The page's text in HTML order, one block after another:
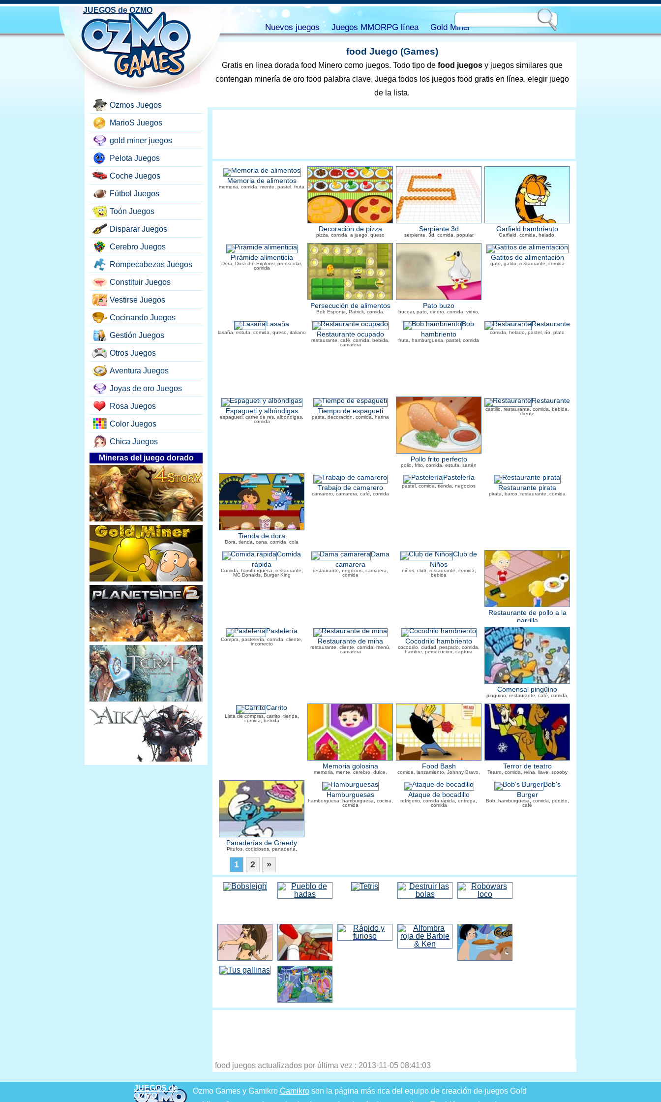
food Juego (Games)
Gratis en linea dorada food Minero como juegos. Todo tipo de food juegosy juegos similares que
contengan minería de oro food palabra clave. Juega todos los juegos food gratis en línea. elegir juego
de la lista.
Memoria de alimentos
memoria, comida, mente, pastel, fruta
Decoración de pizza
pizza, comida, a juego, queso
Serpiente 3d
serpiente, 3d, comida, popular
Garfield hambriento
Garfield, comida, helado,
hamburguesa
Pirámide alimenticia
Dora, Dora the Explorer, preescolar,
comida
Persecución de alimentos
Bob Esponja, Patrick, comida,
medusas
Pato buzo
bucear, pato, dinero, comida, vidrio,
Gatitos de alimentación
gato, gatito, restaurante, comida
Lasaña
lasaña, estufa, comida, queso, italiano Restaurante ocupado
restaurante, café, comida, bebida,
camarera
Bob
hambriento
fruta, hamburguesa, pastel, comida
Restaurante
comida, helado, pastel, río, plato
Espagueti y albóndigas
espagueti, carne de res, albóndigas,
comida
Tiempo de espagueti
pasta, decoración, comida, harina
Pollo frito perfecto
pollo, frito, comida, estufa, sartén
Restaurante
castillo, restaurante, comida, bebida,
cliente
Tienda de dora
Dora, tienda, cena, comida, cola
Trabajo de camarero
camarero, camarera, café, comida
Pastelería
pastel, comida, tienda, negocios Restaurante pirata
pirata, barco, restaurante, comida
Comida
rápida
Comida, hamburguesa, restaurante,
MC Donalds, Burger King
Dama
camarera
restaurante, negocios, camarera,
comida
Club de
Niños
niños, club, restaurante, comida,
bebida
Restaurante de pollo a la
parrilla
cocinar, comida, restaurante, pollo
Pastelería
Compra, pastelería, comida, cliente,
incorrecto
Restaurante de mina
restaurante, cliente, comida, menú,
camarera
Cocodrilo hambriento
cocodrilo, ciudad, pescado, comida,
hambre, persecución, captura
Comensal pingüino
pingüino, restaurante, café, comida,
pájaro
Carrito
Lista de compras, carrito, tienda,
comida, bebida
Memoria golosina
memoria, mente, cerebro, dulce,
comida
Food Bash
comida, lanzamiento, Johnny Bravo,
estudiante
Terror de teatro
Teatro, comida, reina, llave, scooby
doo
Panaderías de Greedy
Pitufos, codiciosos, panadería,
comida, cocinero
Hamburguesas
hamburguesa, hamburguesa, cocina,
comida
Ataque de bocadillo
refrigerio, comida rápida, entrega,
comida
Bob's
Burger
Bob, hamburguesa, comida, pedido,
café
1 2 »
food juegos actualizados por última vez : 2013-11-05 08:41:03
Ozmos Juegos
MarioS Juegos
gold miner juegos
Pelota Juegos
Coche Juegos
Fútbol Juegos
Toón Juegos
Disparar Juegos
Cerebro Juegos
Rompecabezas Juegos
Constituir Juegos
Vestirse Juegos
Cocinando Juegos
Gestión Juegos
Otros Juegos
Aventura Juegos
Joyas de oro Juegos
Rosa Juegos
Color Juegos
Chica Juegos
Mineras del juego dorado
JUEGOS de OZMO
Nuevos juegos Juegos MMORPG línea Gold Miner
JUEGOS de
OZMO
Ozmo Games y Gamikro Gamikroson la página más rica del equipo de creación de juegos Gold